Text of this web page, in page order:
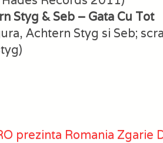
Styg & Seb – Gata Cu Tot
Achtern Styg si Seb;
prezinta Romania Zgarie